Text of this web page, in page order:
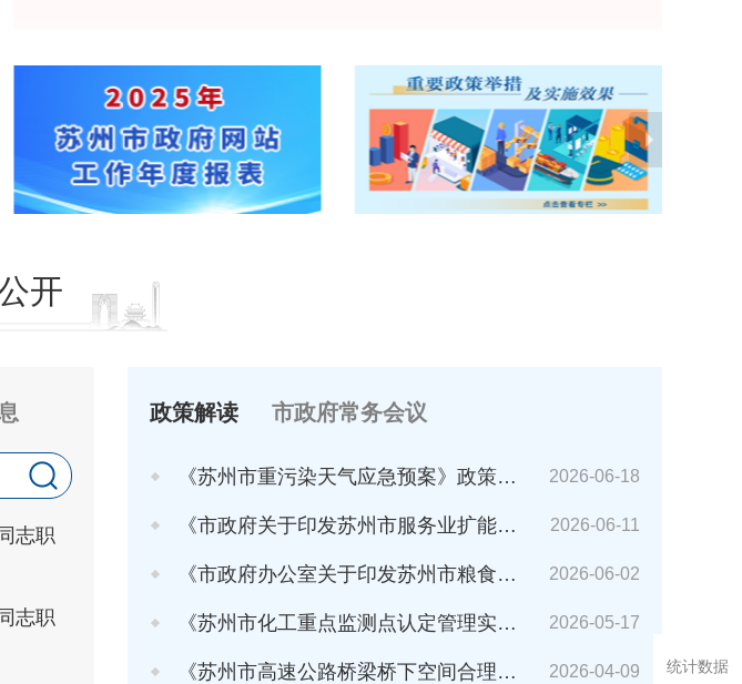
开
志职
志职
政策解读 市政府常务会议
《苏州市重污染天气应急预案》政策解读 2026-06-18
《市政府关于印发苏州市服务业扩能提质行动方案(2026～2030年)的通知》解读 2026-06-11
《市政府办公室关于印发苏州市粮食应急预案的通知》解读 2026-06-02
《苏州市化工重点监测点认定管理实施细则》解读 2026-05-17
《苏州市高速公路桥梁桥下空间合理利用管理办法》解读 2026-04-09 统计数据